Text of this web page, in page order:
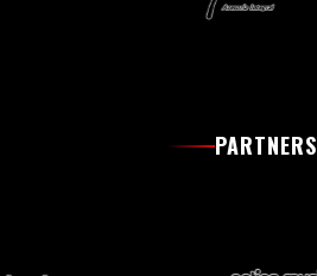
PARTNERS